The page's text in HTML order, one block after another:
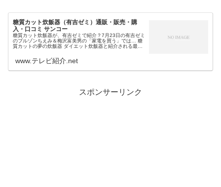
糖質カット炊飯器（有吉ゼミ）通販・販売・購
入・口コミ サンコー
糖質カット炊飯器が、有吉ゼミで紹介？7月23日の有吉ゼミ
のブルゾンちえみ＆梅沢富美男の「家電を買う」では… 糖
質カットの夢の炊飯器 ダイエット炊飯器と紹介される最新
るのは、サンコーの糖質カ...
www.テレビ紹介.net
スポンサーリンク